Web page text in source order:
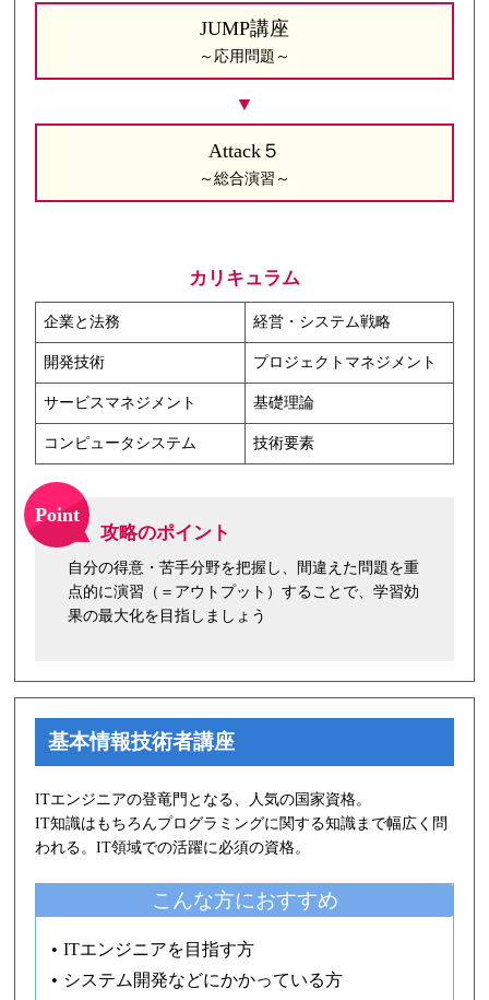
JUMP講座
～応用問題～
Attack５
～総合演習～
カリキュラム
企業と法務 経営・システム戦略
開発技術 プロジェクトマネジメント
サービスマネジメント 基礎理論
コンピュータシステム 技術要素
Point
攻略のポイント
自分の得意・苦手分野を把握し、間違えた問題を重
点的に演習（＝アウトプット）することで、学習効
果の最大化を目指しましょう
基本情報技術者講座
ITエンジニアの登竜門となる、人気の国家資格。
IT知識はもちろんプログラミングに関する知識まで幅広く問
われる。IT領域での活躍に必須の資格。
こんな方におすすめ
ITエンジニアを目指す方
システム開発などにかかっている方